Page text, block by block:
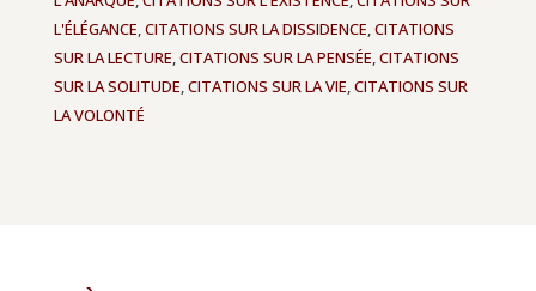
L'ÉLÉGANCE,CITATIONS SUR LA DISSIDENCE,CITATIONS
SUR LA LECTURE,CITATIONS SUR LA PENSÉE,CITATIONS
SUR LA SOLITUDE,CITATIONS SUR LA VIE,CITATIONS SUR
LA VOLONTÉ